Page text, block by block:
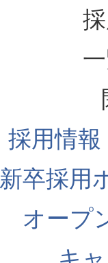
採用情
新卒採用
オープ